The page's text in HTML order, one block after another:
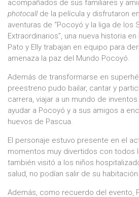
acompañados de sus familiares y
photocall de la película y disfrutaron
aventuras de “Pocoyó y la liga de los
Extraordinarios”, una nueva historia
Pato y Elly trabajan en equipo para
amenaza la paz del Mundo Pocoyó.
Además de transformarse en
preestreno pudo bailar, cantar y
carrera, viajar a un mundo de
ayudar a Pocoyó y a sus amigos a
huevos de Pascua.
El personaje estuvo presente en el
momentos muy divertidos con todos
también visitó a los niños
salud, no podían salir de su habitación.
Además, como recuerdo del evento,